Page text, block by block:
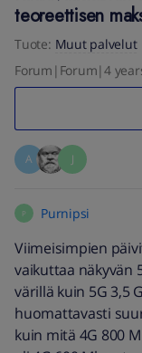
teoreettisen
Tuote: Muut palvelut
Forum|Forum|4
A J
P Purnipsi
Viimeisimpien
vaikuttaa näkyvän
värillä kuin 5G 3,5
huomattavasti
kuin mitä 4G 800